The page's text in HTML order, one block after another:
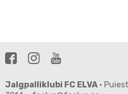
Jalgpalliklubi FC ELVA·